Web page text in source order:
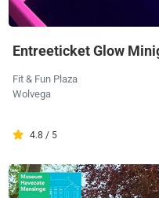
Entreeticket Glow
Fit & Fun Plaza
Wolvega
4.8 / 5